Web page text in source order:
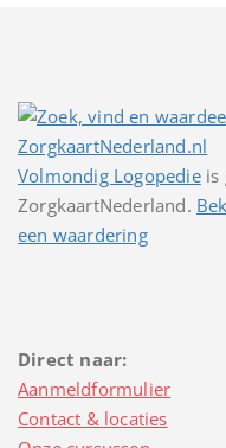
Volmondig Logopedieis
ZorgkaartNederland.
een waardering
Direct naar:
Aanmeldformulier
Contact & locaties